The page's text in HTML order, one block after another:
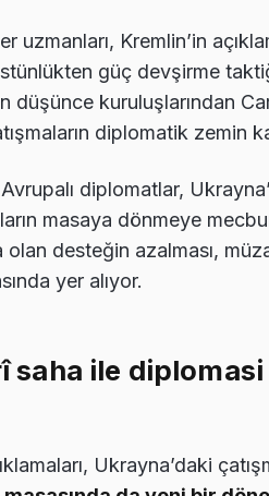
uzmanları, Kremlin’in
güç devşirme
düşünce kuruluşlarından
diplomatik zemin
diplomatlar,
masaya dönmeye
desteğin azalması,
yer alıyor.
saha ile
Ukrayna’daki